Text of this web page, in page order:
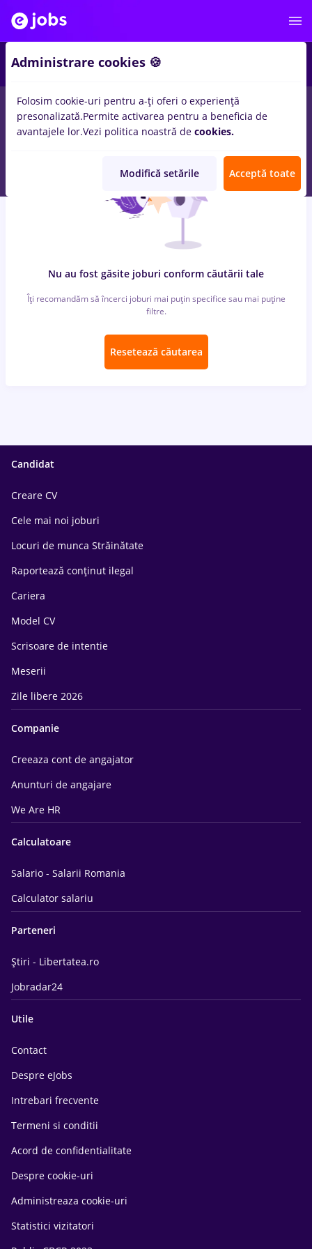
locuri de muncaprime kapitalinIasi (Iasi) pentru
Fara experientainTransport / Distributie, IT / Telecom
Nu au fost găsite joburi conform căutării tale
Îți recomandăm să încerci joburi mai puțin specifice sau mai puține
filtre.
Resetează căutarea
Candidat
Creare CV
Cele mai noi joburi
Locuri de munca Străinătate
Raportează conținut ilegal
Cariera
Model CV
Scrisoare de intentie
Meserii
Zile libere 2026
Companie
Creeaza cont de angajator
Anunturi de angajare
We Are HR
Calculatoare
Salario - Salarii Romania
Calculator salariu
Parteneri
Știri - Libertatea.ro
Jobradar24
Utile
Contact
Despre eJobs
Intrebari frecvente
Termeni si conditii
Acord de confidentialitate
Despre cookie-uri
Administreaza cookie-uri
Statistici vizitatori
Administrare cookies 🍪
Folosim cookie-uri pentru a-ți oferi o experiență
presonalizată.Permite activarea pentru a beneficia de
avantajele lor.Vezi politica noastră de cookies.
Modifică setările Acceptă toate